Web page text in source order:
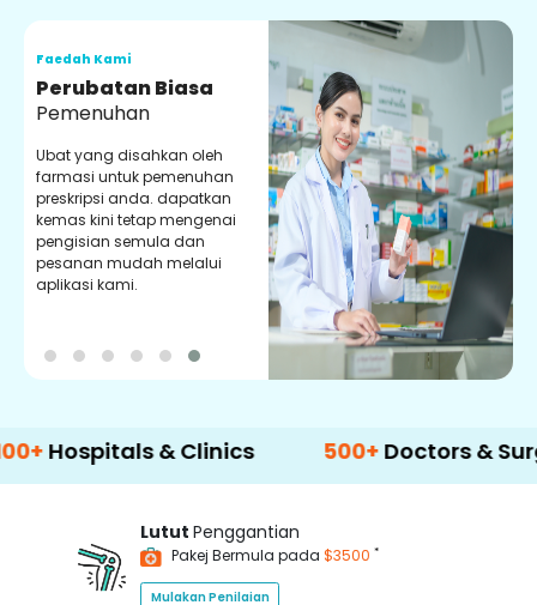
Faedah Kami
Perubatan Biasa
Pemenuhan
Ubat yang disahkan oleh
farmasi untuk pemenuhan
preskripsi anda. dapatkan
kemas kini tetap mengenai
pengisian semula dan
pesanan mudah melalui
aplikasi kami.
& Clinics 500+ Doctors & Surgeons
Lutut Penggantian
Pakej Bermula pada $3500 *
Mulakan Penilaian